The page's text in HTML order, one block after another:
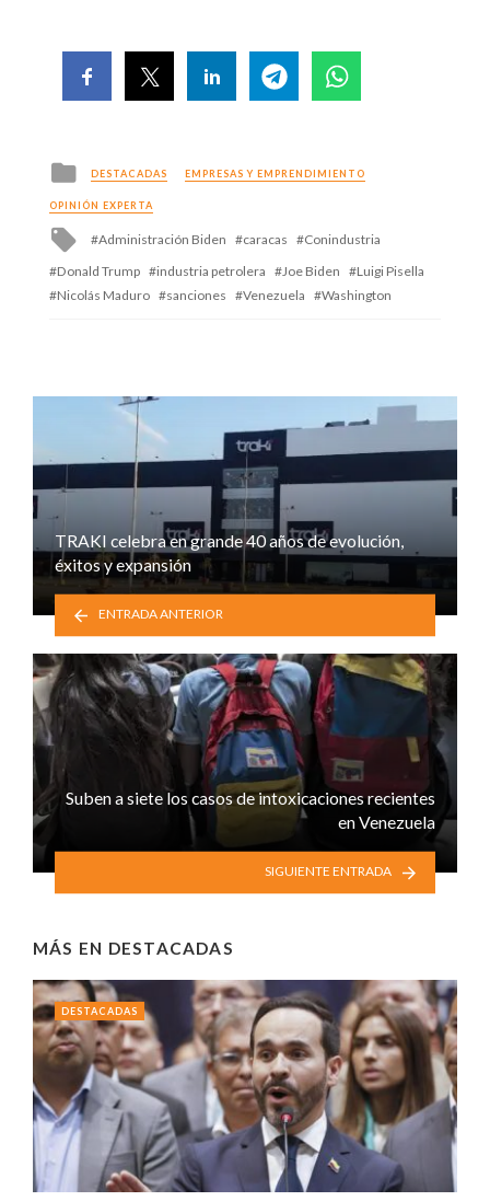
Posted
in
DESTACADAS EMPRESAS Y EMPRENDIMIENTO
OPINIÓN EXPERTA
Tagged
Administración Biden caracas
Conindustria
Donald Trump
industria petrolera Joe Biden
Luigi Pisella
Nicolás Maduro
sanciones Venezuela Washington
TRAKI celebra en grande 40 años de evolución,
éxitos y expansión
ENTRADA ANTERIOR
Suben a siete los casos de intoxicaciones recientes
en Venezuela
SIGUIENTE ENTRADA
MÁS EN DESTACADAS
DESTACADAS